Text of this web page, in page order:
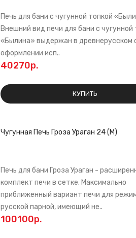
Печь для бани с чугунной топкой
Внешний вид печи для бани с чугунной
«Былина» выдержан в древнерусском
оформлении исп..
40270р.
КУПИТЬ
Чугунная Печь Гроза Ураган 24 (М)
Печь для бани Гроза Ураган -
комплект печи в сетке. Максимально
приближенный вариант печи для
русской парной, имеющий не..
100100р.